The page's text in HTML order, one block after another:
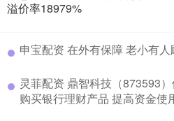
溢价率18979%
申宝配资 在外有保障 老小有
灵菲配资 鼎智科技（873593
购买银行理财产品 提高资金使